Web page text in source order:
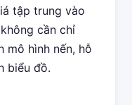
tập trung vào
cần chỉ
mô hình nến, hỗ
biểu đồ.